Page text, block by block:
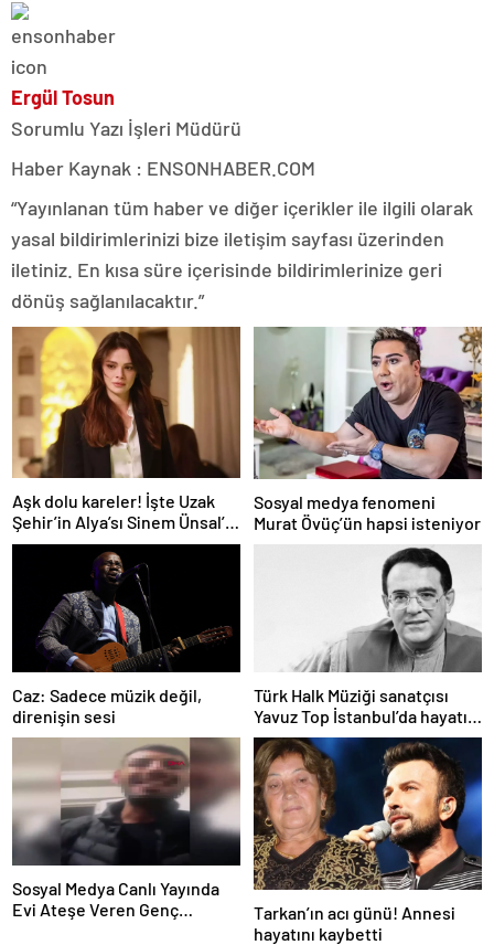
Ergül Tosun
Sorumlu Yazı İşleri Müdürü
Haber Kaynak : ENSONHABER.COM
“Yayınlanan tüm haber ve diğer içerikler ile ilgili olarak
yasal bildirimlerinizi bize iletişim sayfası üzerinden
iletiniz. En kısa süre içerisinde bildirimlerinize geri
dönüş sağlanılacaktır.”
Aşk dolu kareler! İşte Uzak
Şehir’in Alya’sı Sinem Ünsal’ın
gerçek hayattaki sevgilisi
Sosyal medya fenomeni
Murat Övüç’ün hapsi isteniyor
Caz: Sadece müzik değil,
direnişin sesi
Türk Halk Müziği sanatçısı
Yavuz Top İstanbul’da hayatını
kaybetti
Sosyal Medya Canlı Yayında
Evi Ateşe Veren Genç
Tarkan’ın acı günü! Annesi
hayatını kaybetti